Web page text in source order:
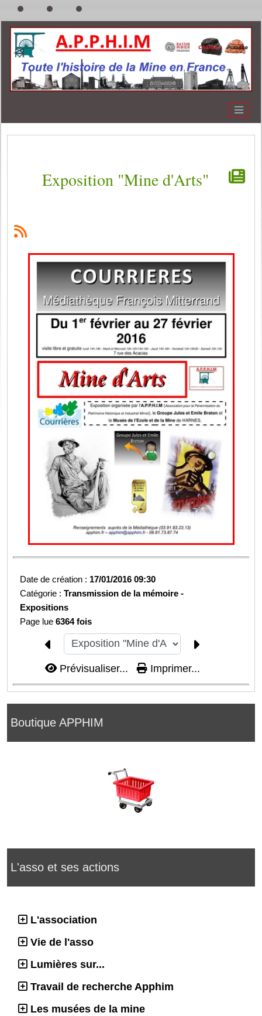
Boutique APPHIM
L'asso et ses actions
L'association
Vie de l'asso
Lumières sur...
Travail de recherche Apphim
Les musées de la mine
Exposition "Mine d'Arts"
Date de création : 17/01/2016 09:30
Catégorie :Transmission de la mémoire -
Expositions
Page lue6364 fois
Prévisualiser... Imprimer...